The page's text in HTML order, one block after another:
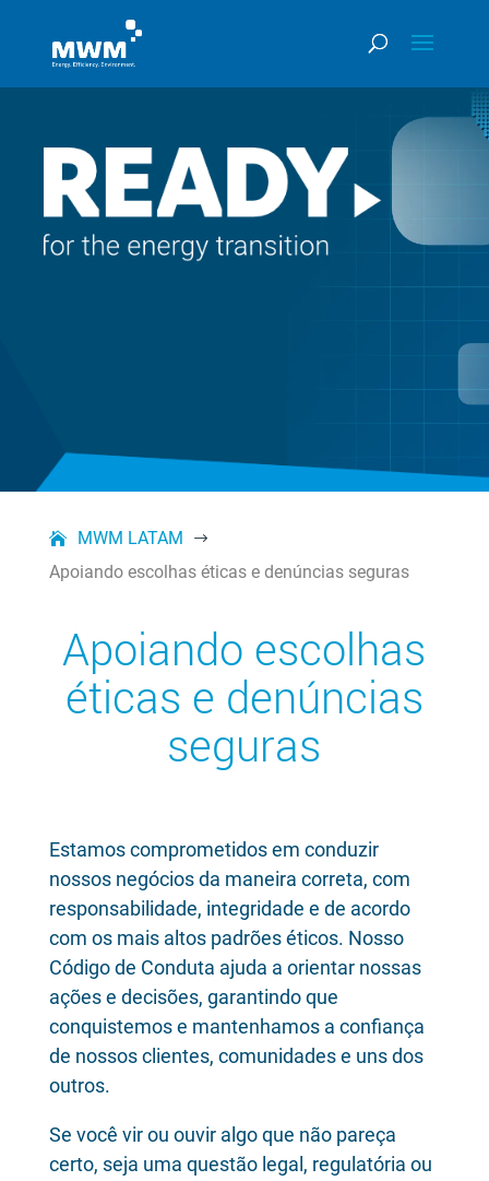
MWM LATAM $
Apoiando escolhas éticas e denúncias seguras
Apoiando escolhas
éticas e denúncias
seguras
Estamos comprometidos em conduzir
nossos negócios da maneira correta, com
responsabilidade, integridade e de acordo
com os mais altos padrões éticos. Nosso
Código de Conduta ajuda a orientar nossas
ações e decisões, garantindo que
conquistemos e mantenhamos a confiança
de nossos clientes, comunidades e uns dos
outros.
Se você vir ou ouvir algo que não pareça
certo, seja uma questão legal, regulatória ou